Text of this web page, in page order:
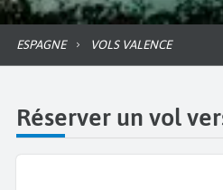
ESPAGNE VOLS VALENCE
Réserver un vol